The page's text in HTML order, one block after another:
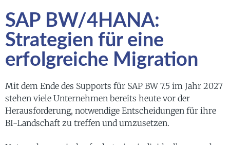
SAP BW/4HANA:
Strategien für eine
erfolgreiche Migration
Mit dem Ende des Supports für SAP BW 7.5 im Jahr 2027
stehen viele Unternehmen bereits heute vor der
Herausforderung, notwendige Entscheidungen für ihre
BI-Landschaft zu treffen und umzusetzen.